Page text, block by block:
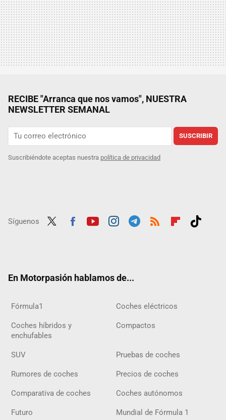
RECIBE "Arranca que nos vamos", NUESTRA
NEWSLETTER SEMANAL
SUSCRIBIR
Suscribiéndote aceptas nuestra política de privacidad
Síguenos
En Motorpasión hablamos de...
Fórmula1 Coches eléctricos
Coches híbridos y
enchufables
Compactos
SUV Pruebas de coches
Rumores de coches Precios de coches
Comparativa de coches Coches autónomos
Futuro Mundial de Fórmula 1